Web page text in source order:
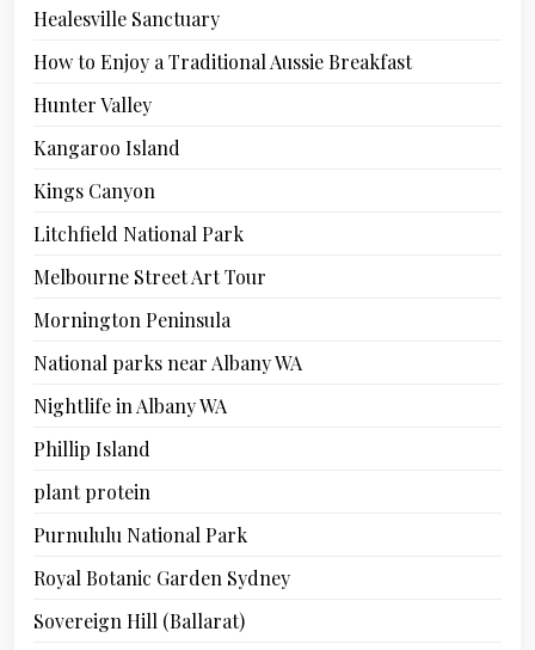
Healesville Sanctuary
How to Enjoy a Traditional Aussie Breakfast
Hunter Valley
Kangaroo Island
Kings Canyon
Litchfield National Park
Melbourne Street Art Tour
Mornington Peninsula
National parks near Albany WA
Nightlife in Albany WA
Phillip Island
plant protein
Purnululu National Park
Royal Botanic Garden Sydney
Sovereign Hill (Ballarat)